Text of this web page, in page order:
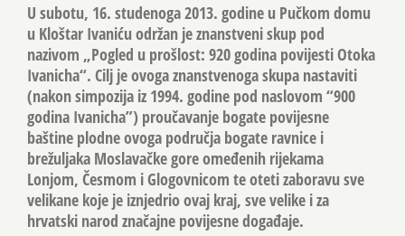
U subotu, 16. studenoga 2013. godine u Pučkom domu
u Kloštar Ivaniću održan je znanstveni skup pod
nazivom „Pogled u prošlost: 920 godina povijesti Otoka
Ivanicha“. Cilj je ovoga znanstvenoga skupa nastaviti
(nakon simpozija iz 1994. godine pod naslovom “900
godina Ivanicha”) proučavanje bogate povijesne
baštine plodne ovoga područja bogate ravnice i
brežuljaka Moslavačke gore omeđenih rijekama
Lonjom, Česmom i Glogovnicom te oteti zaboravu sve
velikane koje je iznjedrio ovaj kraj, sve velike i za
hrvatski narod značajne povijesne događaje.